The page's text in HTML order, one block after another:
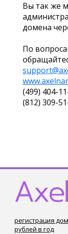
Вы так же
домена
По
(499) 404-
(812) 309-
регистрация
рублей в год